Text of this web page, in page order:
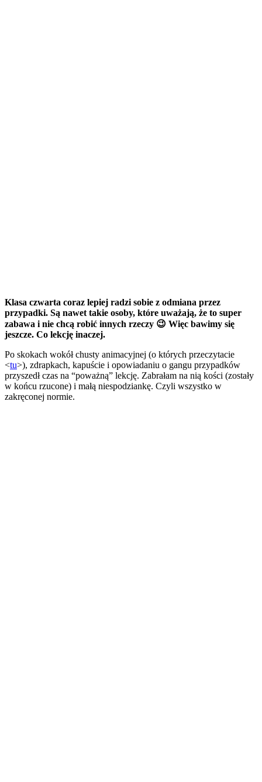
Klasa czwarta coraz lepiej radzi sobie z odmiana przez
przypadki. Są nawet takie osoby, które uważają, że to super
zabawa i nie chcą robić innych rzeczy 😉 Więc bawimy się
jeszcze. Co lekcję inaczej.
Po skokach wokół chusty animacyjnej (o których przeczytacie
<tu>), zdrapkach, kapuście i opowiadaniu o gangu przypadków
przyszedł czas na “poważną” lekcję. Zabrałam na nią kości (zostały
w końcu rzucone) i małą niespodziankę. Czyli wszystko w
zakręconej normie.